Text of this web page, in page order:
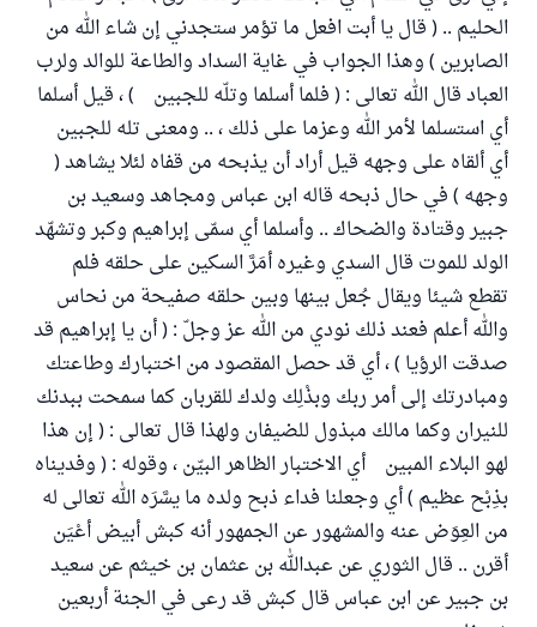
الحليم .. ( قال يا أبت افعل ما تؤمر ستجدني إن شاء الله من
الصابرين ) وهذا الجواب في غاية السداد والطاعة للوالد ولرب
العباد قال الله تعالى : ( فلما أسلما وتلّه للجبين ) ، قيل أسلما
أي استسلما لأمر الله وعزما على ذلك ، .. ومعنى تله للجبين
أي ألقاه على وجهه قيل أراد أن يذبحه من قفاه لئلا يشاهد (
وجهه ) في حال ذبحه قاله ابن عباس ومجاهد وسعيد بن
جبير وقتادة والضحاك .. وأسلما أي سمّى إبراهيم وكبر وتشهّد
الولد للموت قال السدي وغيره أمَرَّ السكين على حلقه فلم
تقطع شيئا ويقال جُعل بينها وبين حلقه صفيحة من نحاس
والله أعلم فعند ذلك نودي من الله عز وجلّ : ( أن يا إبراهيم قد
صدقت الرؤيا ) ، أي قد حصل المقصود من اختبارك وطاعتك
ومبادرتك إلى أمر ربك وبذْلِك ولدك للقربان كما سمحت ببدنك
للنيران وكما مالك مبذول للضيفان ولهذا قال تعالى : ( إن هذا
لهو البلاء المبين أي الاختبار الظاهر البيّن ، وقوله : ( وفديناه
بذِبْح عظيم ) أي وجعلنا فداء ذبح ولده ما يسَّرَه الله تعالى له
من العِوَض عنه والمشهور عن الجمهور أنه كبش أبيض أعْيَن
أقرن .. قال الثوري عن عبدالله بن عثمان بن خيثم عن سعيد
بن جبير عن ابن عباس قال كبش قد رعى في الجنة أربعين